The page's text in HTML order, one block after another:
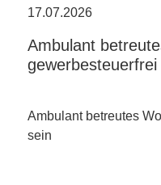
17.07.2026
Ambulant
Ambulant betreutes
sein